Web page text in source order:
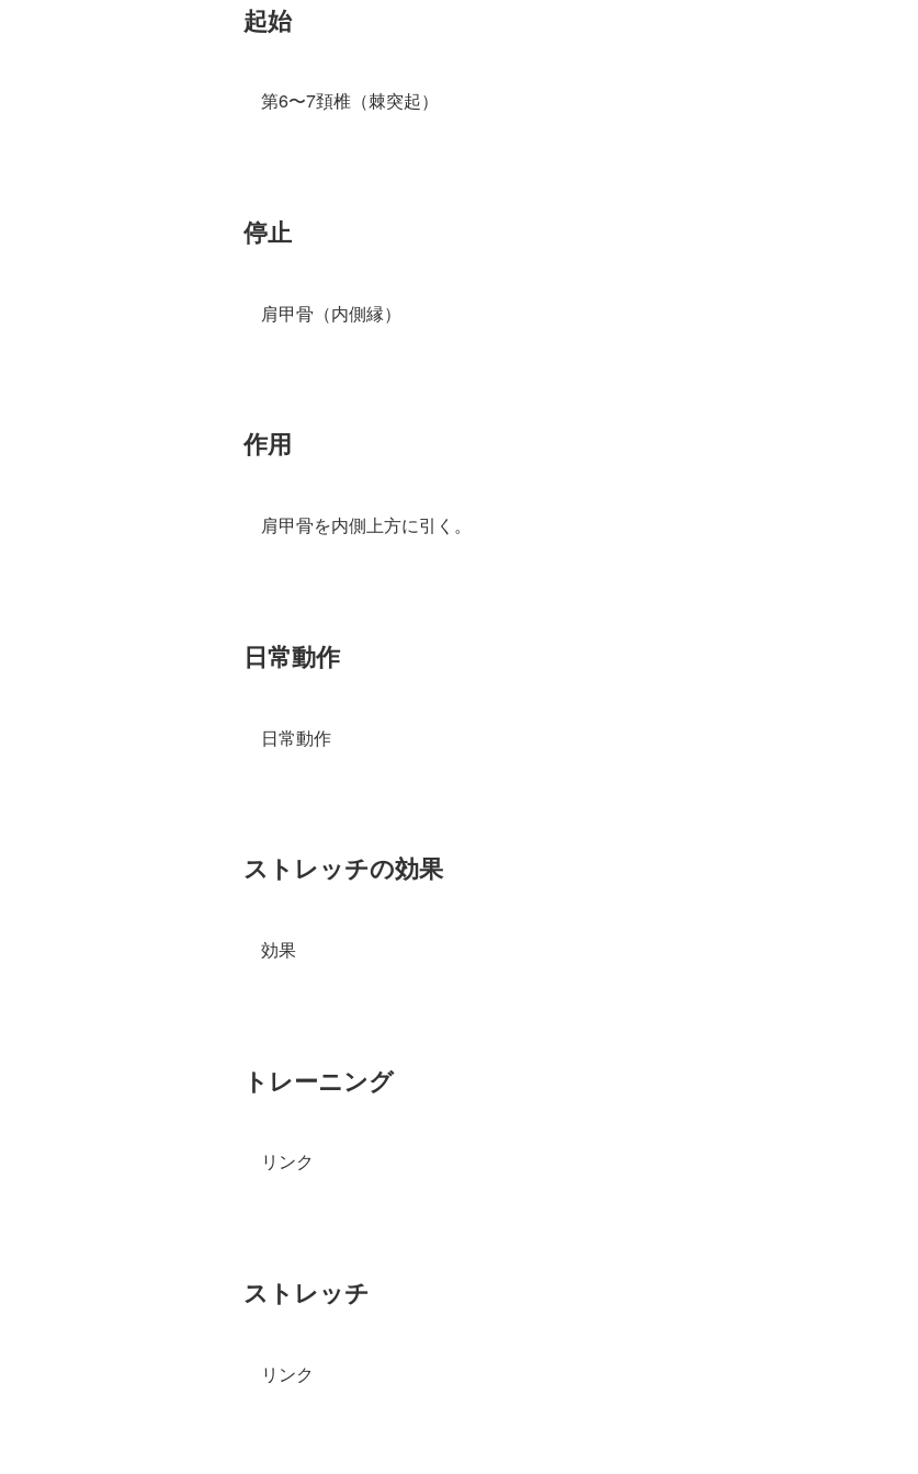
起始
第6〜7頚椎（棘突起）
停止
肩甲骨（内側縁）
作用
肩甲骨を内側上方に引く。
日常動作
日常動作
ストレッチの効果
効果
トレーニング
リンク
ストレッチ
リンク